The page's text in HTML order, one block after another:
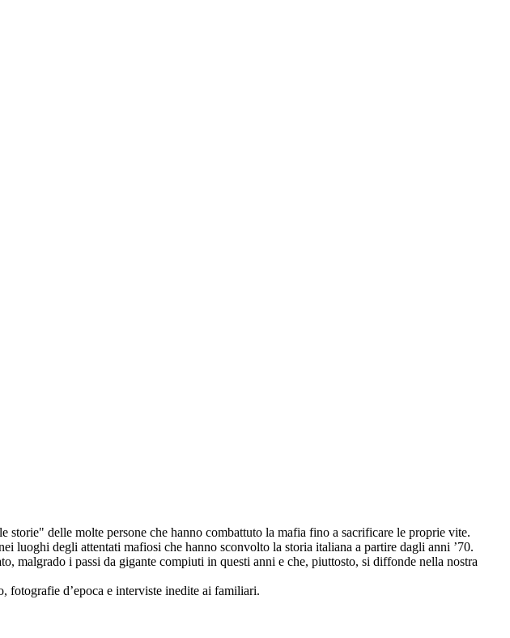
delle molte persone che hanno combattuto la mafia fino a sacrificare le proprie vite.
luoghi degli attentati mafiosi che hanno sconvolto la storia italiana a partire dagli anni ’70.
malgrado i passi da gigante compiuti in questi anni e che, piuttosto, si diffonde nella nostra
fotografie d’epoca e interviste inedite ai familiari.